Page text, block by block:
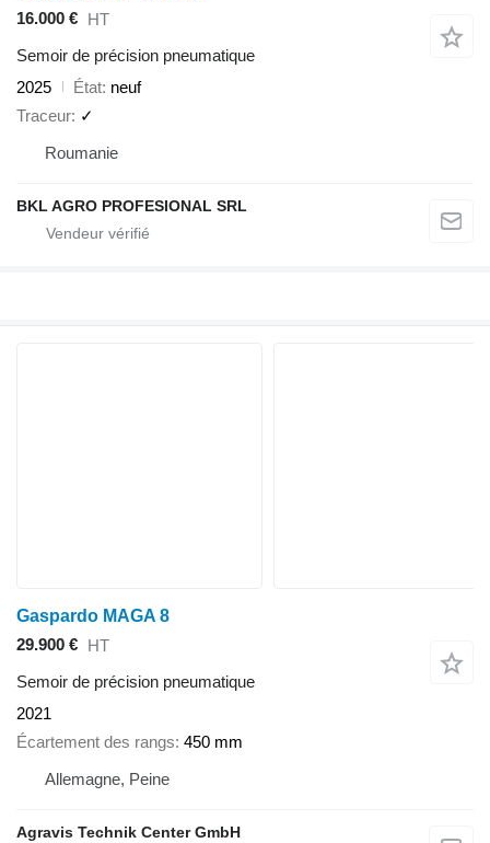
16.000 € HT
Semoir de précision pneumatique
2025
État neuf
Traceur ✓
Roumanie
BKL AGRO PROFESIONAL SRL
Gaspardo MAGA 8
29.900 € HT
Semoir de précision pneumatique
2021
Écartement des rangs 450 mm
Allemagne, Peine
Agravis Technik Center GmbH